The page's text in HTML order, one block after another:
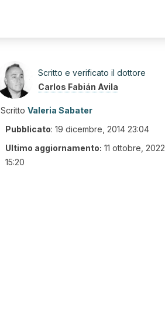
Scritto e verificato il dottore
Carlos Fabián Avila
Scritto Valeria Sabater
Pubblicato: 19 dicembre, 2014 23:04
Ultimo aggiornamento: 11 ottobre, 2022
15:20